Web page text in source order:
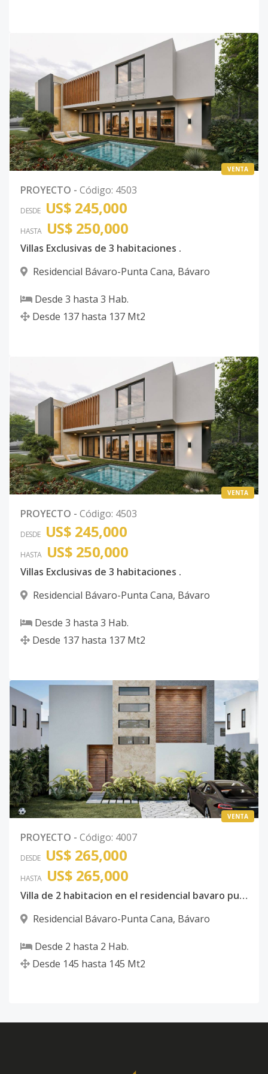
VENTA
PROYECTO - Código: 4503
DESDE US$ 245,000
HASTA US$ 250,000
Villas Exclusivas de 3 habitaciones .
Residencial Bávaro-Punta Cana, Bávaro
Desde 3 hasta 3 Hab.
Desde 137 hasta 137 Mt2
VENTA
PROYECTO - Código: 4503
DESDE US$ 245,000
HASTA US$ 250,000
Villas Exclusivas de 3 habitaciones .
Residencial Bávaro-Punta Cana, Bávaro
Desde 3 hasta 3 Hab.
Desde 137 hasta 137 Mt2
VENTA
PROYECTO - Código: 4007
DESDE US$ 265,000
HASTA US$ 265,000
Villa de 2 habitacion en el residencial bavaro punta cana
Residencial Bávaro-Punta Cana, Bávaro
Desde 2 hasta 2 Hab.
Desde 145 hasta 145 Mt2